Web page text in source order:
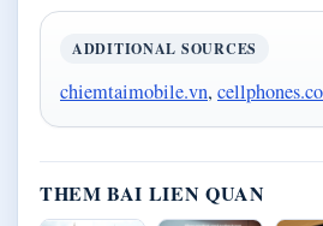
ADDITIONAL SOURCES
chiemtaimobile.vn,
THEM BAI LIEN QUAN